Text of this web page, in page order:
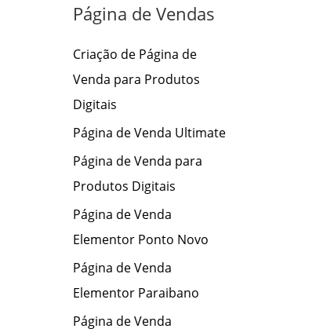
Página de Vendas
Criação de Página de
Venda para Produtos
Digitais
Página de Venda Ultimate
Página de Venda para
Produtos Digitais
Página de Venda
Elementor Ponto Novo
Página de Venda
Elementor Paraibano
Página de Venda
r
p
o
r
: